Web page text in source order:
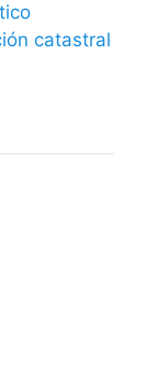
catastral